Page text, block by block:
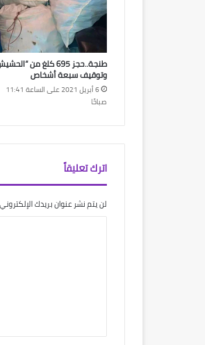
طنجة..حجز 695 كلغ من
وتوقيف سبعة أشخاص
6 أبريل 2021 على الساعة 11:41
صباحًا
اترك تعليقاً
لن يتم نشر عنوان بريدك